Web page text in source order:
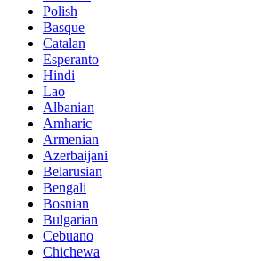
Polish
Basque
Catalan
Esperanto
Hindi
Lao
Albanian
Amharic
Armenian
Azerbaijani
Belarusian
Bengali
Bosnian
Bulgarian
Cebuano
Chichewa